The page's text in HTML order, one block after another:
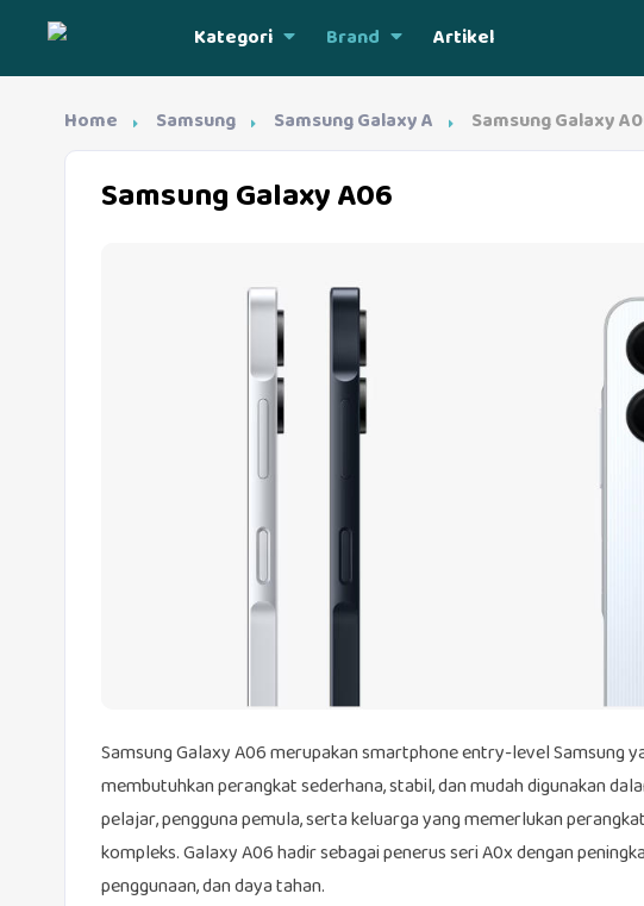
Kategori Brand Artikel
Home Samsung Samsung Galaxy A Samsung Galaxy
Samsung Galaxy A06
Samsung Galaxy A06 merupakan smartphone entry-level Samsung
membutuhkan perangkat sederhana, stabil, dan mudah digunakan
pelajar, pengguna pemula, serta keluarga yang memerlukan
kompleks. Galaxy A06 hadir sebagai penerus seri A0x dengan
penggunaan, dan daya tahan.